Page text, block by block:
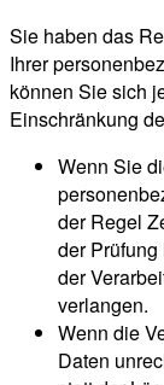
Sie haben das
Ihrer
können Sie sich
Einschränkung
Wenn Sie
der Regel
der
der
verlangen.
Wenn die
Daten